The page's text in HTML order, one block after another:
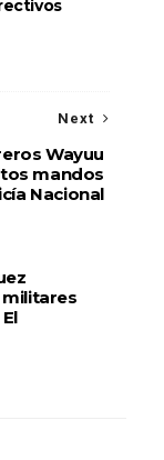
Next
Wayuu
mandos
Nacional